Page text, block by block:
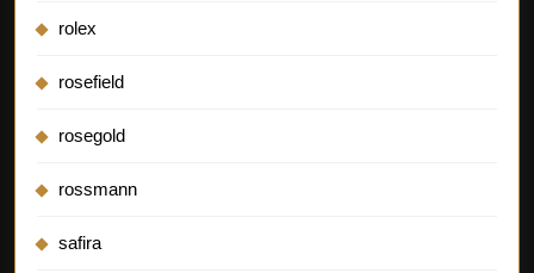
rolex
rosefield
rosegold
rossmann
safira